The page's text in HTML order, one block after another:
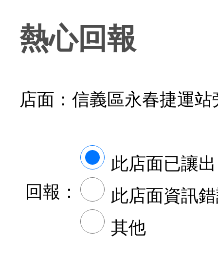
熱心回報
店面：信義區永春捷運站
回報：
此店面已讓出
此店面資訊
其他